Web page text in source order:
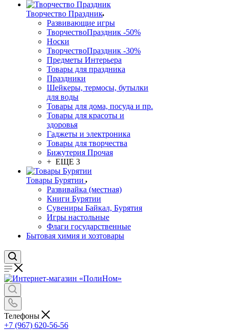
Творчество Праздник
Развивающие игры
ТворчествоПраздник -50%
Носки
ТворчествоПраздник -30%
Предметы Интерьера
Товары для праздника
Праздники
Шейкеры, термосы, бутылки
для воды
Товары для дома, посуда и пр.
Товары для красоты и
здоровья
Гаджеты и электроника
Товары для творчества
Бижутерия Прочая
+ ЕЩЕ 3
Товары Бурятии
Развивайка (местная)
Книги Бурятии
Сувениры Байкал, Бурятия
Игры настольные
Флаги государственные
Бытовая химия и хозтовары
Телефоны
+7 (967) 620-56-56